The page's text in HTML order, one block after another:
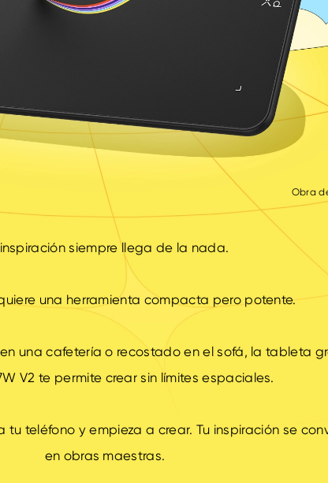
Obra
siempre llega de la nada.
una herramienta compacta pero potente.
una cafetería o recostado en el sofá, la tableta
V2 te permite crear sin límites espaciales.
teléfono y empieza a crear. Tu inspiración se
en obras maestras.